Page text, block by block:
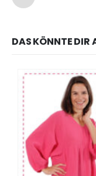
DAS KÖNNTE DIR